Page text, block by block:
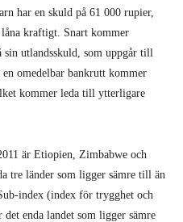
har en skuld på 61 000 rupier,
låna kraftigt. Snart kommer
sin utlandsskuld, som uppgår till
omedelbar bankrutt kommer
kommer leda till ytterligare
är Etiopien, Zimbabwe och
tre länder som ligger sämre till än
index (index för trygghet och
det enda landet som ligger sämre